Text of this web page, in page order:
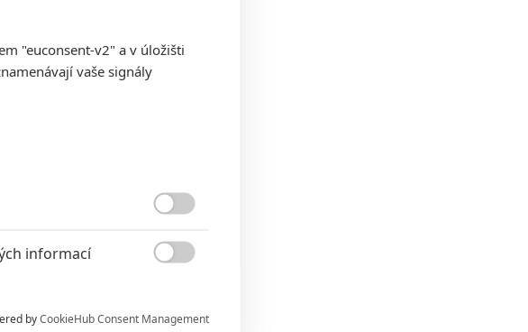
"euconsent-v2" a v úložišti
vaše signály
informací

byCookieHub Consent Management